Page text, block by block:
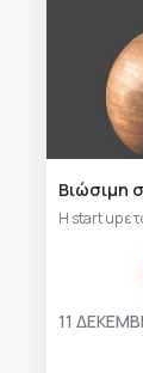
Βιώσιμη
Η start up
11